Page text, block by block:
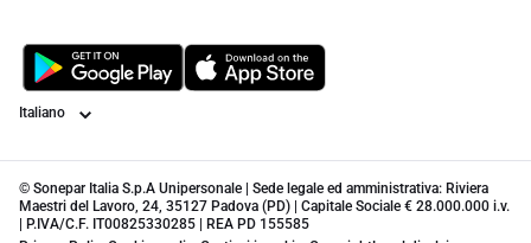
Lingua
© Sonepar Italia S.p.A Unipersonale | Sede legale ed amministrativa: Riviera
Maestri del Lavoro, 24, 35127 Padova (PD) | Capitale Sociale € 28.000.000 i.v.
| P.IVA/C.F. IT00825330285 | REA PD 155585